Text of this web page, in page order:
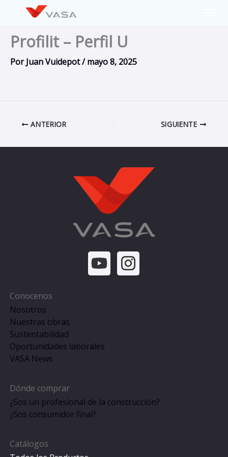
contenido
Profilit – Perfil U
PorJuan Vuidepot/mayo 8, 2025
ANTERIOR SIGUIENTE
Conocenos
Nosotros
Nuestras obras
Sustentabilidad
Oportunidades laborales
VASA News
Dónde comprar
¿Sos un profesional de la construcción?
¿Sos consumidor final?
Catálogos